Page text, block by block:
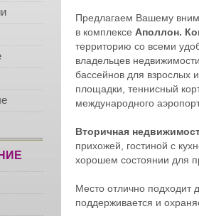
Предлагаем Вашему
в комплексе Аполлон.
территорию со всеми
владельцев
бассейнов для взрослых
площадки, теннисный
международного
Вторичная
прихожей, гостиной с
хорошем состоянии для
Место отлично подходит
поддерживается и